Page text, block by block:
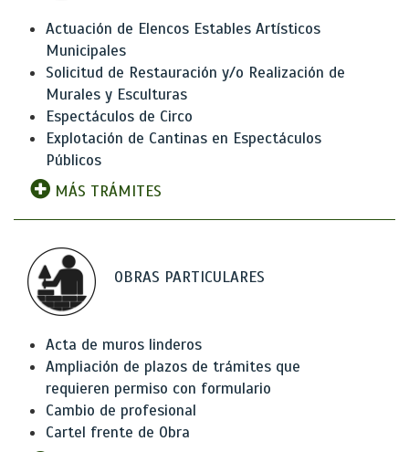
Actuación de Elencos Estables Artísticos
Municipales
Solicitud de Restauración y/o Realización de
Murales y Esculturas
Espectáculos de Circo
Explotación de Cantinas en Espectáculos
Públicos
MÁS TRÁMITES
OBRAS PARTICULARES
Acta de muros linderos
Ampliación de plazos de trámites que
requieren permiso con formulario
Cambio de profesional
Cartel frente de Obra